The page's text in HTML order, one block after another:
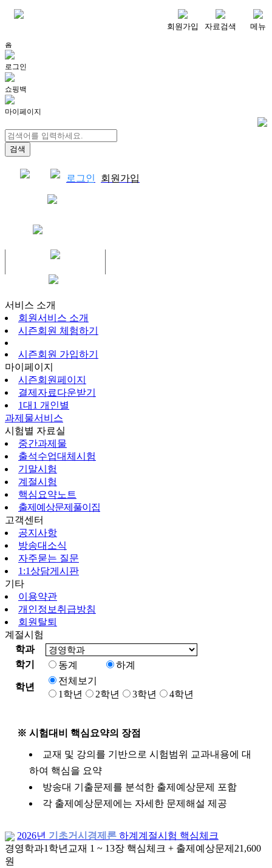
회원가입 자료검색 메뉴
홈
로그인
쇼핑백
마이페이지
로그인 회원가입
서비스 소개
회원서비스 소개
시즌회원 체험하기
시즌회원 가입하기
마이페이지
시즌회원페이지
결제자료다운받기
1대1 개인별
과제물서비스
시험별 자료실
중간과제물
출석수업대체시험
기말시험
계절시험
핵심요약노트
출제예상문제풀이집
고객센터
공지사항
방송대소식
자주묻는 질문
1:1상담게시판
기타
이용약관
개인정보취급방침
회원탈퇴
계절시험
학과
학기
동계 하계
학년
전체보기
1학년
2학년 3학년 4학년
※ 시험대비 핵심요약의 장점
교재 및 강의를 기반으로 시험범위 교과내용에 대
하여 핵심을 요약
방송대 기출문제를 분석한 출제예상문제 포함
각 출제예상문제에는 자세한 문제해설 제공
2026년 기초거시경제론 하계계절시험 핵심체크
경영학과1학년 교재 1 ~ 13장 핵심체크 + 출제예상문제 21,600
원